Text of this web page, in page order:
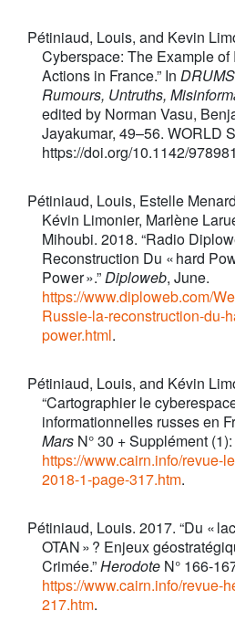
Pétiniaud, Louis, and Kevin
Cyberspace: The Example
Actions in France.” In
Rumours, Untruths,
edited by Norman Vasu,
Jayakumar, 49–56. WORLD
https://doi.org/10.1142/
Pétiniaud, Louis, Estelle
Kévin Limonier, Marlène
Mihoubi. 2018. “Radio
Reconstruction Du « hard
Power ».”Diploweb, June.
https://www.diploweb.com/
Russie-la-reconstruction-du-
power.html.
Pétiniaud, Louis, and Kévin
“Cartographier le
informationnelles russes en
Mars N° 30 + Supplément
https://www.cairn.info/revue-
2018-1-page-317.htm.
Pétiniaud, Louis. 2017. “Du «
OTAN » ? Enjeux
Crimée.”Herodote N° 166-
https://www.cairn.info/revue-
217.htm.